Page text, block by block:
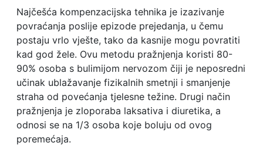
Najčešća kompenzacijska tehnika je izazivanje
povraćanja poslije epizode prejedanja, u čemu
postaju vrlo vješte, tako da kasnije mogu povratiti
kad god žele. Ovu metodu pražnjenja koristi 80-
90% osoba s bulimijom nervozom čiji je neposredni
učinak ublažavanje fizikalnih smetnji i smanjenje
straha od povećanja tjelesne težine. Drugi način
pražnjenja je zloporaba laksativa i diuretika, a
odnosi se na 1/3 osoba koje boluju od ovog
poremećaja.